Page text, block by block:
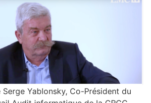
Yablonsky, Co-Président du